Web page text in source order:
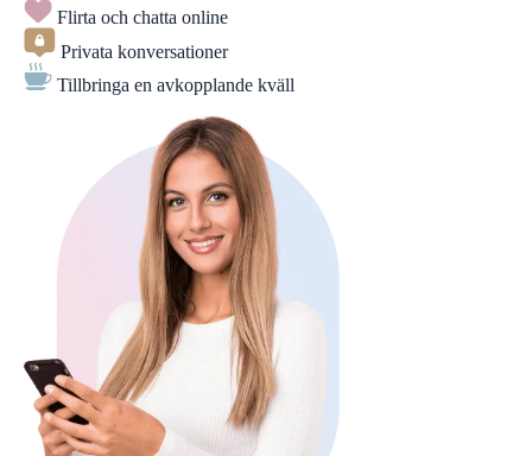
Flirta och chatta online
Privata konversationer
Tillbringa en avkopplande kväll